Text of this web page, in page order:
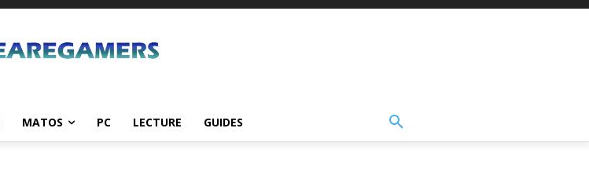
MATOS PC LECTURE GUIDES